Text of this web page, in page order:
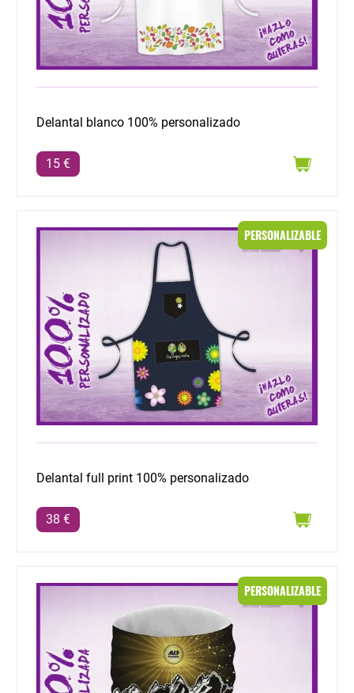
Delantal blanco 100% personalizado
15 €
PERSONALIZABLE
Delantal full print 100% personalizado
Delantal full print 100% personalizado
38 €
PERSONALIZABLE
Braga de cuello full print